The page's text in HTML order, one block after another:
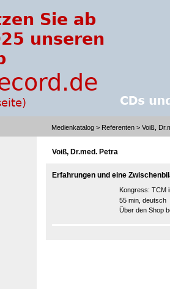
Medienkatalog > Referenten > Voiß,
Voiß, Dr.med. Petra
Erfahrungen und eine
Kongress: TCM
55 min, deutsch
Über den Shop